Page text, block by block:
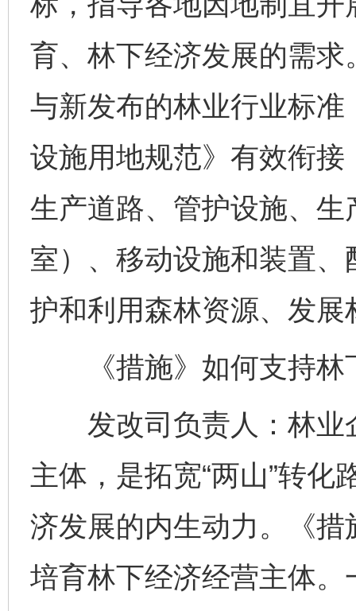
育、林下经济发展的需
与新发布的林业行业标
设施用地规范》有效衔
生产道路、管护设施、
室）、移动设施和装置
护和利用森林资源、发
《措施》如何支持林
发改司负责人：林业
主体，是拓宽“两山”转
济发展的内生动力。《
培育林下经济经营主体。